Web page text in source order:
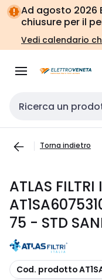
Vai alla
navigazione
Vai
alla
pagina
Ad agosto 2026
chiusure per il
Vedi calendario
Cerca input
Torna indietro
ATLAS
75 - STD
copia
Cod. prodotto